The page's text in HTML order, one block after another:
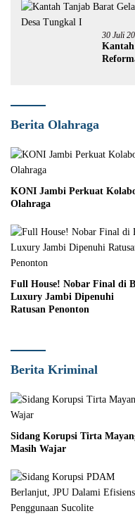
30 Juli
Kantah
Berita Olahraga
KONI Jambi Perkuat
Olahraga
Full House! Nobar Final di
Luxury Jambi Dipenuhi
Ratusan Penonton
Berita Kriminal
Sidang Korupsi Tirta
Masih Wajar